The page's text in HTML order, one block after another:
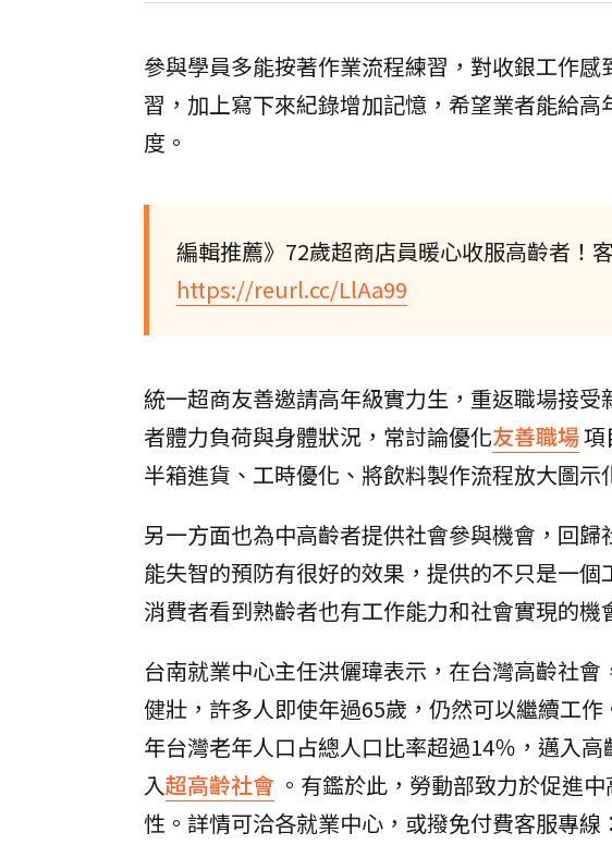
參與學員多能按著作業流程練習，對收銀工作
習，加上寫下來紀錄增加記憶，希望業者能給
度。
編輯推薦》72歲超商店員暖心收服高齡者！
https://reurl.cc/LlAa99
統一超商友善邀請高年級實力生，重返職場接
者體力負荷與身體狀況，常討論優化友善職場項
半箱進貨、工時優化、將飲料製作流程放大圖示
另一方面也為中高齡者提供社會參與機會，回
能失智的預防有很好的效果，提供的不只是一
消費者看到熟齡者也有工作能力和社會實現的機
台南就業中心主任洪儷瑋表示，在台灣高齡社
健壯，許多人即使年過65歲，仍然可以繼續工
年台灣老年人口占總人口比率超過14％，邁入
入超高齡社會 。有鑑於此，勞動部致力於促進
性。詳情可洽各就業中心，或撥免付費客服專線